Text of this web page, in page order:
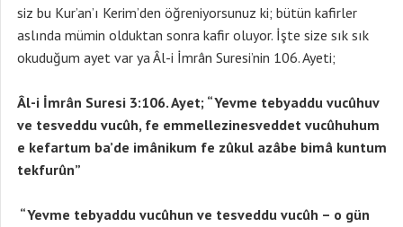
siz bu Kur’an’ı Kerim’den öğreniyorsunuz ki; bütün kafirler
aslında mümin olduktan sonra kafir oluyor. İşte size sık sık
okuduğum ayet var ya Âl-i İmrân Suresi’nin 106. Ayeti;
Âl-i İmrân Suresi 3:106. Ayet; “Yevme tebyaddu vucûhuv
ve tesveddu vucûh, fe emmellezinesveddet vucûhuhum
e kefartum ba’de imânikum fe zûkul azâbe bimâ kuntum
tekfurûn”
“Yevme tebyaddu vucûhun ve tesveddu vucûh – o gün